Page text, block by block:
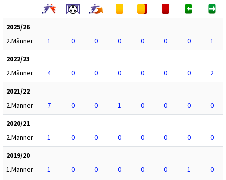
2025/26
2.Männer
1 0 0 0 0 0 0
1
2022/23
2.Männer
4 0 0 0 0 0 0
2
2021/22
2.Männer
7 0 0 1 0 0 0
0
2020/21
2.Männer
1 0 0 0 0 0 0
0
2019/20
1.Männer
1 0 0 0 0 0 1
0